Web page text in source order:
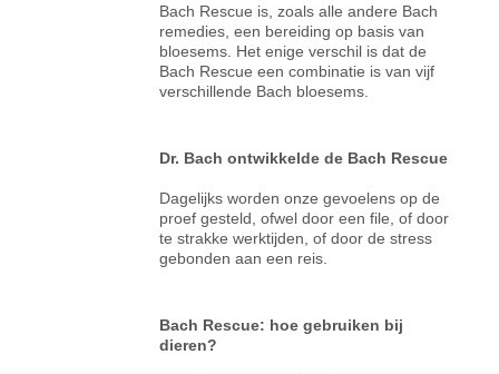
Bach Rescue is, zoals alle andere Bach
remedies, een bereiding op basis van
bloesems. Het enige verschil is dat de
Bach Rescue een combinatie is van vijf
verschillende Bach bloesems.
Dr. Bach ontwikkelde de Bach Rescue
Dagelijks worden onze gevoelens op de
proef gesteld, ofwel door een file, of door
te strakke werktijden, of door de stress
gebonden aan een reis.
Bach Rescue: hoe gebruiken bij
dieren?